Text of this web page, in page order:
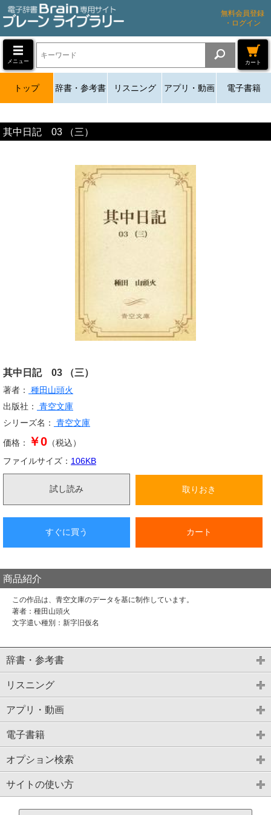
無料会員登録
・ログイン
メニュー カート
トップ 辞書・参考書 リスニング アプリ・動画 電子書籍
其中日記 03 （三）
其中日記 03 （三）
著者：
種田山頭火
出版社：
青空文庫
シリーズ名：
青空文庫
価格： ￥0 （税込）
ファイルサイズ： 106KB
試し読み 取りおき
すぐに買う カート
商品紹介
この作品は、青空文庫のデータを基に制作しています。
著者：種田山頭火
文字遣い種別：新字旧仮名
辞書・参考書
リスニング
アプリ・動画
電子書籍
オプション検索
サイトの使い方